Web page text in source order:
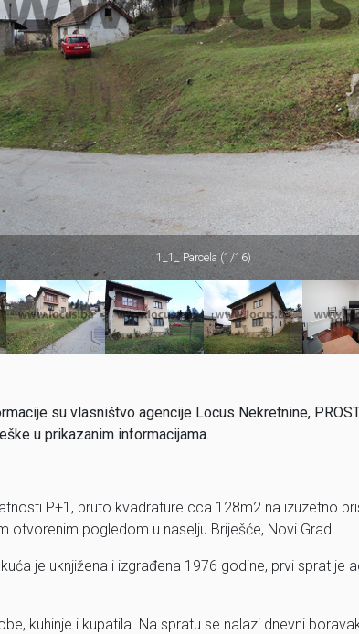
1_1_ Parcela (1/16)
su vlasništvo agencije Locus Nekretnine,
u prikazanim informacijama.
P+1, bruto kvadrature cca 128m2 na izuzetno
otvorenim pogledom u naselju Briješće, Novi Grad.
je uknjižena i izgrađena 1976 godine, prvi sprat je
kuhinje i kupatila. Na spratu se nalazi dnevni